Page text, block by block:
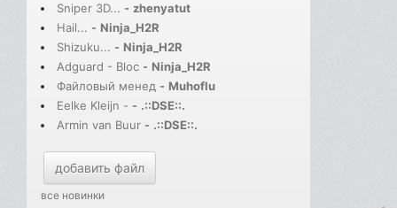
Sniper 3D... - zhenyatut
Hail... - Ninja_H2R
Shizuku... - Ninja_H2R
Adguard - Bloc - Ninja_H2R
Файловый менед - Muhoflu
Eelke Kleijn - - .::DSE::.
Armin van Buur - .::DSE::.
добавить файл
все новинки